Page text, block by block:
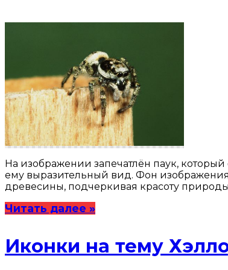
На изображении запечатлён паук,
ему выразительный вид. Фон изображения
древесины, подчеркивая красоту
Читать далее »
Иконки на тему